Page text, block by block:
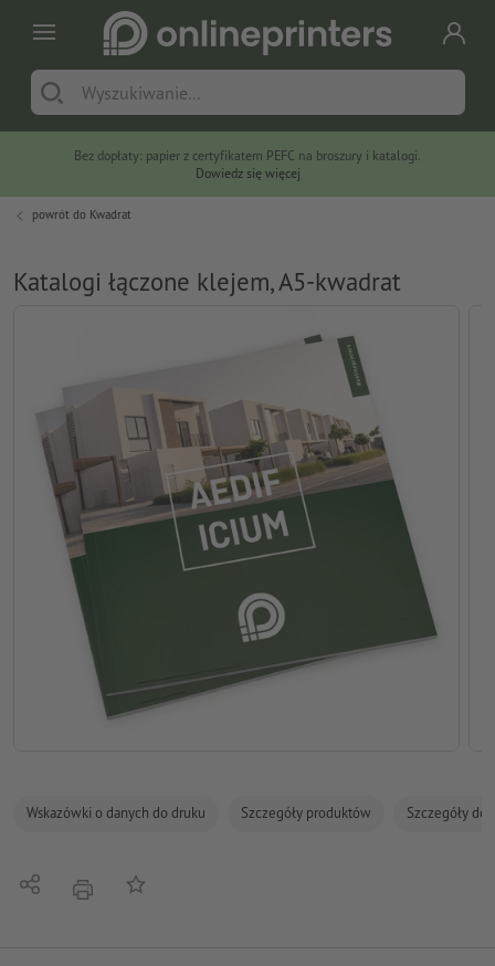
Bez dopłaty: papier z certyfikatem PEFC na broszury i katalogi.
Dowiedz się więcej
powrót do Kwadrat
Katalogi łączone klejem, A5-kwadrat
Wskazówki o danych do druku Szczegóły produktów Szczegóły
UdostępnijNacisnąćDo listy obserwowanych